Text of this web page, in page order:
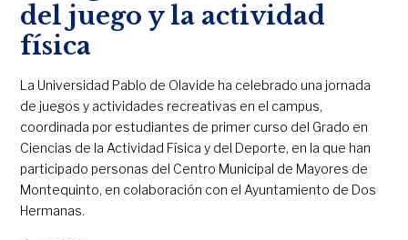
del juego y la actividad
física
La Universidad Pablo de Olavide ha celebrado una jornada
de juegos y actividades recreativas en el campus,
coordinada por estudiantes de primer curso del Grado en
Ciencias de la Actividad Física y del Deporte, en la que han
participado personas del Centro Municipal de Mayores de
Montequinto, en colaboración con el Ayuntamiento de Dos
Hermanas.